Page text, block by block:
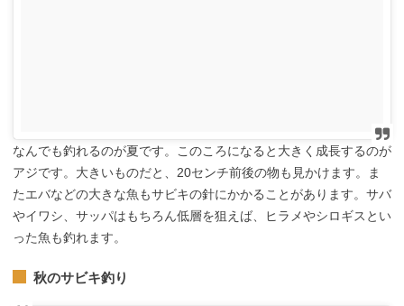
なんでも釣れるのが夏です。このころになると大きく成長するのが
アジです。大きいものだと、20センチ前後の物も見かけます。ま
たエバなどの大きな魚もサビキの針にかかることがあります。サバ
やイワシ、サッパはもちろん低層を狙えば、ヒラメやシロギスとい
った魚も釣れます。
秋のサビキ釣り